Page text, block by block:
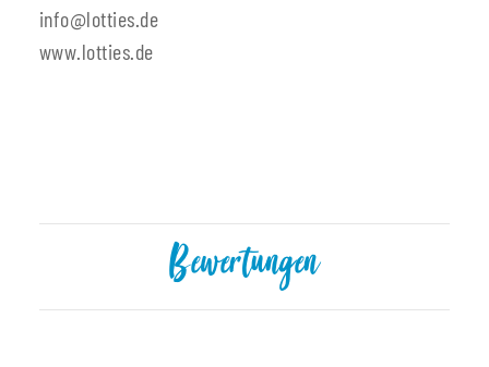
info@lotties.de
www.lotties.de
Bewertungen